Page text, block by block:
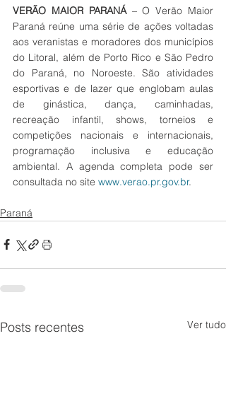
VERÃO MAIOR PARANÁ – O Verão Maior
Paraná reúne uma série de ações voltadas
aos veranistas e moradores dos municípios
do Litoral, além de Porto Rico e São Pedro
do Paraná, no Noroeste. São atividades
esportivas e de lazer que englobam aulas
de ginástica, dança, caminhadas,
recreação infantil, shows, torneios e
competições nacionais e internacionais,
programação inclusiva e educação
ambiental. A agenda completa pode ser
consultada no site www.verao.pr.gov.br.
Paraná
Posts recentes Ver tudo